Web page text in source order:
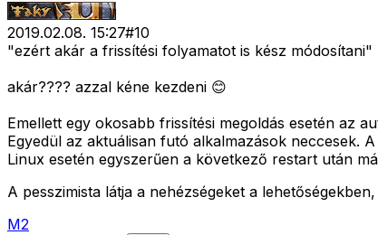
2019.02.08. 15:27#10
"ezért akár a frissítési folyamatot is kész módosítani"
akár???? azzal kéne kezdeni 😊
Emellett egy okosabb frissítési megoldás esetén az
Egyedül az aktuálisan futó alkalmazások neccesek.
Linux esetén egyszerűen a következő restart után
A pesszimista látja a nehézségeket a
M2